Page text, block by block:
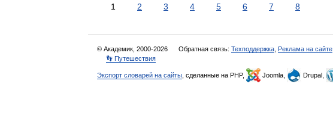
1 2 3 4 5 6 7 8
© Академик, 2000-2026 Обратная связь: Техподдержка Реклама на сайте
👣 Путешествия
Экспорт словарей на сайты , сделанные на PHP, Joomla, Drupal,